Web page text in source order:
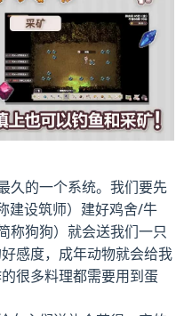
久的一个系统。我们要先
建设筑师）建好鸡舍/牛
称狗狗）就会送我们一只
感度，成年动物就会给我
很多料理都需要用到蛋